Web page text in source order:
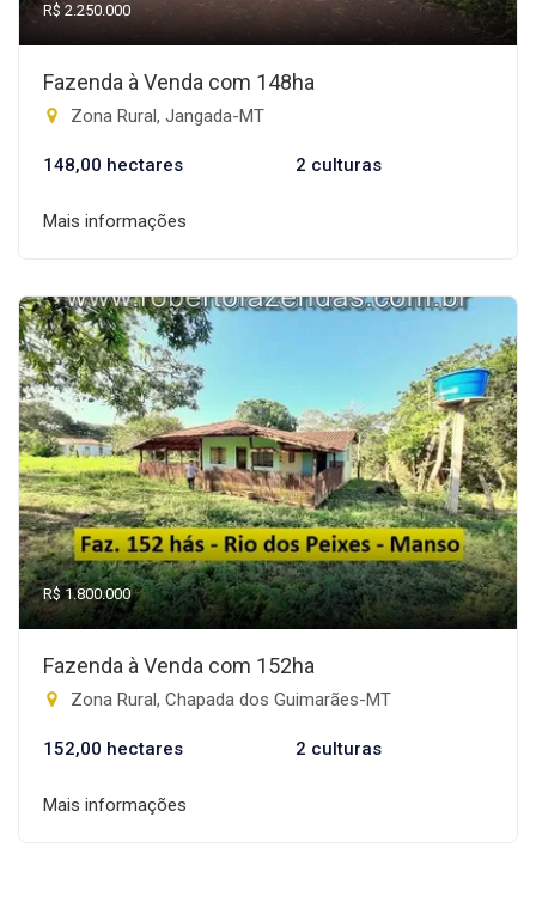
R$ 2.250.000
Fazenda à Venda com 148ha
Zona Rural, Jangada-MT
148,00 hectares 2 culturas
Mais informações
R$ 1.800.000
Fazenda à Venda com 152ha
Zona Rural, Chapada dos Guimarães-MT
152,00 hectares 2 culturas
Mais informações